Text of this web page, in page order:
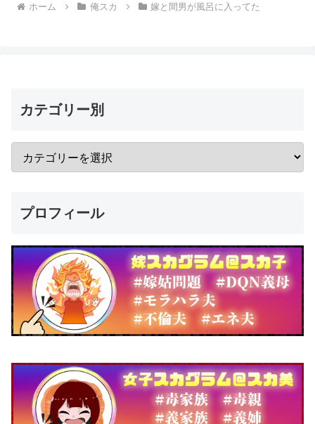
ホーム 俺スカ 嫁と間男が風呂に入ってた
カテゴリー別
プロフィール